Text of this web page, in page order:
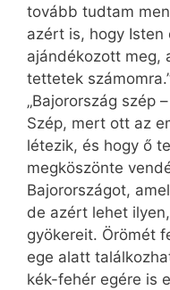
tovább tudtam
azért is, hogy Isten
ajándékozott meg,
tettetek
„Bajorország szép
Szép, mert ott az
létezik, és hogy ő
megköszönte
Bajorországot,
de azért lehet
gyökereit. Örömét
ege alatt
kék-fehér egére is